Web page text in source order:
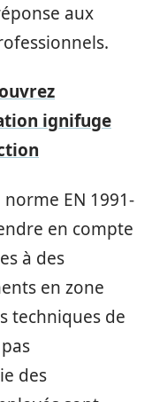
aux
ignifuge
EN 1991-
en compte
à des
en zone
techniques de
des